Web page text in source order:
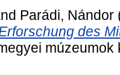
Parádi, Nándor
des